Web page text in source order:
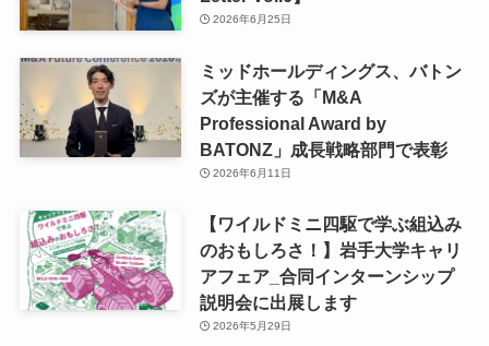
2026年6月25日
ミッドホールディングス、バトン
ズが主催する「M&A
Professional Award by
BATONZ」成長戦略部門で表彰
2026年6月11日
【ワイルドミニ四駆で学ぶ組込み
のおもしろさ！】岩手大学キャリ
アフェア_合同インターンシップ
説明会に出展します
2026年5月29日